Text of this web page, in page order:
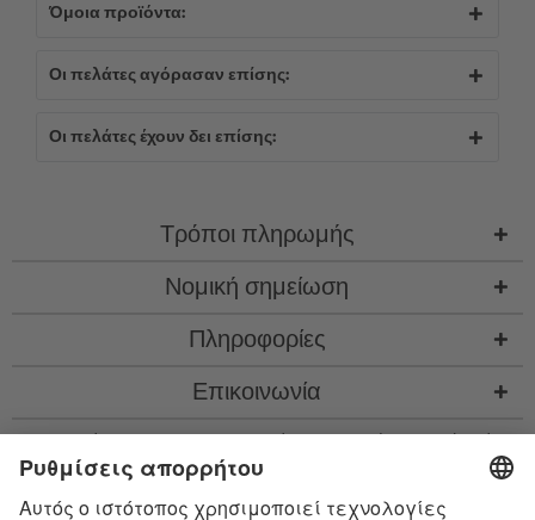
Όμοια προϊόντα:
Οι πελάτες αγόρασαν επίσης:
Οι πελάτες έχουν δει επίσης:
Τρόποι πληρωμής
Νομική σημείωση
Πληροφορίες
Επικοινωνία
παραλαβής, αν δεν περιγράφεται κάτι διαφορετικό